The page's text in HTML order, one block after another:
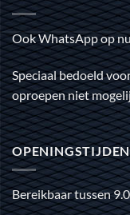
Ook WhatsApp op
Speciaal bedoeld
oproepen niet
OPENINGSTIJDEN
Bereikbaar tussen